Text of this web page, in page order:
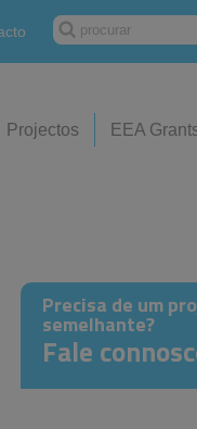
Projectos EEA
Precisa de um
semelhante?
Fale